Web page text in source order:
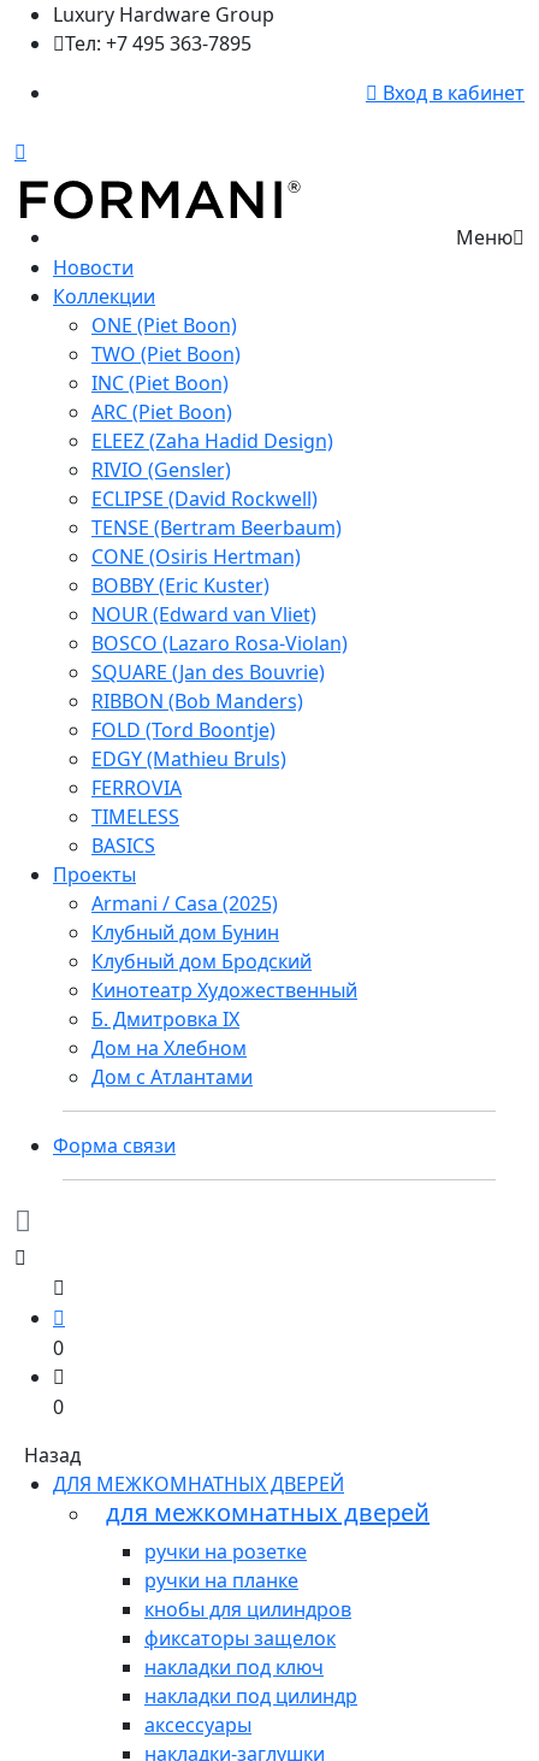
Luxury Hardware Group
Тел: +7 495 363-7895
Вход в кабинет
Меню
Новости
Коллекции
ONE (Piet Boon)
TWO (Piet Boon)
INC (Piet Boon)
ARC (Piet Boon)
ELEEZ (Zaha Hadid Design)
RIVIO (Gensler)
ECLIPSE (David Rockwell)
TENSE (Bertram Beerbaum)
CONE (Osiris Hertman)
BOBBY (Eric Kuster)
NOUR (Edward van Vliet)
BOSCO (Lazaro Rosa-Violan)
SQUARE (Jan des Bouvrie)
RIBBON (Bob Manders)
FOLD (Tord Boontje)
EDGY (Mathieu Bruls)
FERROVIA
TIMELESS
BASICS
Проекты
Armani / Casa (2025)
Клубный дом Бунин
Клубный дом Бродский
Кинотеатр Художественный
Б. Дмитровка IX
Дом на Хлебном
Дом с Атлантами
Форма связи
0
0
Назад
ДЛЯ МЕЖКОМНАТНЫХ ДВЕРЕЙ
для межкомнатных дверей
ручки на розетке
ручки на планке
кнобы для цилиндров
фиксаторы защелок
накладки под ключ
накладки под цилиндр
аксессуары
накладки-заглушки